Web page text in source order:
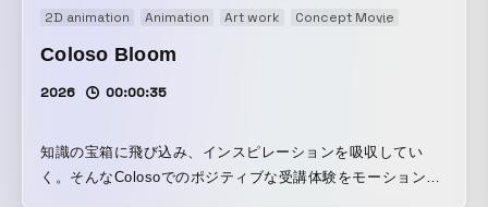
2D animation Animation Art work Concept Movie
Coloso Bloom
2026 00:00:35
知識の宝箱に飛び込み、インスピレーションを吸収してい
く。そんなColosoでのポジティブな受講体験をモーショング